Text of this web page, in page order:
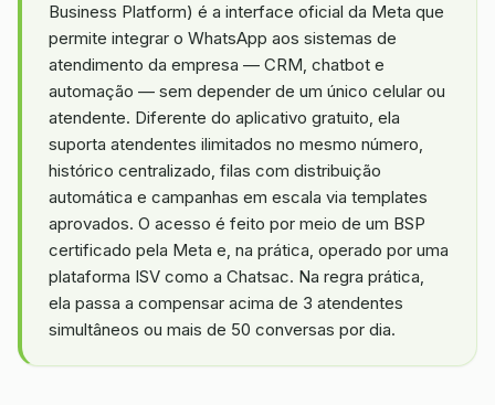
Business Platform) é a interface oficial da Meta que
permite integrar o WhatsApp aos sistemas de
atendimento da empresa — CRM, chatbot e
automação — sem depender de um único celular ou
atendente. Diferente do aplicativo gratuito, ela
suporta atendentes ilimitados no mesmo número,
histórico centralizado, filas com distribuição
automática e campanhas em escala via templates
aprovados. O acesso é feito por meio de um BSP
certificado pela Meta e, na prática, operado por uma
plataforma ISV como a Chatsac. Na regra prática,
ela passa a compensar acima de 3 atendentes
simultâneos ou mais de 50 conversas por dia.